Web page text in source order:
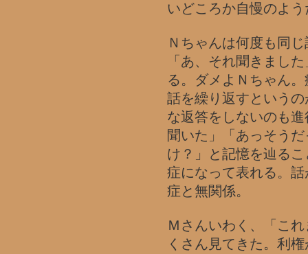
いどころか自慢のよ
Ｎちゃんは何度も同
「あ、それ聞きまし
る。ダメよＮちゃん
話を繰り返すという
な返答をしないのも
聞いた」「あっそう
け？」と記憶を辿る
症になって表れる。
症と無関係。
Ｍさんいわく、「こ
くさん見てきた。利